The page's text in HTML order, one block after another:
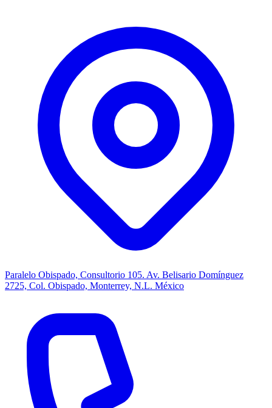
Paralelo Obispado, Consultorio 105. Av. Belisario Domínguez
2725, Col. Obispado, Monterrey, N.L. México